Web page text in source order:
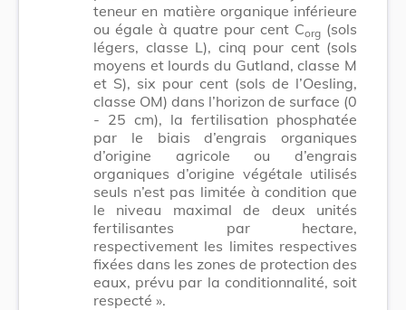
teneur en matière organique inférieure
ou égale à quatre pour cent Corg (sols
légers, classe L), cinq pour cent (sols
moyens et lourds du Gutland, classe M
et S), six pour cent (sols de l’Oesling,
classe OM) dans l’horizon de surface (0
- 25 cm), la fertilisation phosphatée
par le biais d’engrais organiques
d’origine agricole ou d’engrais
organiques d’origine végétale utilisés
seuls n’est pas limitée à condition que
le niveau maximal de deux unités
fertilisantes par hectare,
respectivement les limites respectives
fixées dans les zones de protection des
eaux, prévu par la conditionnalité, soit
respecté ».